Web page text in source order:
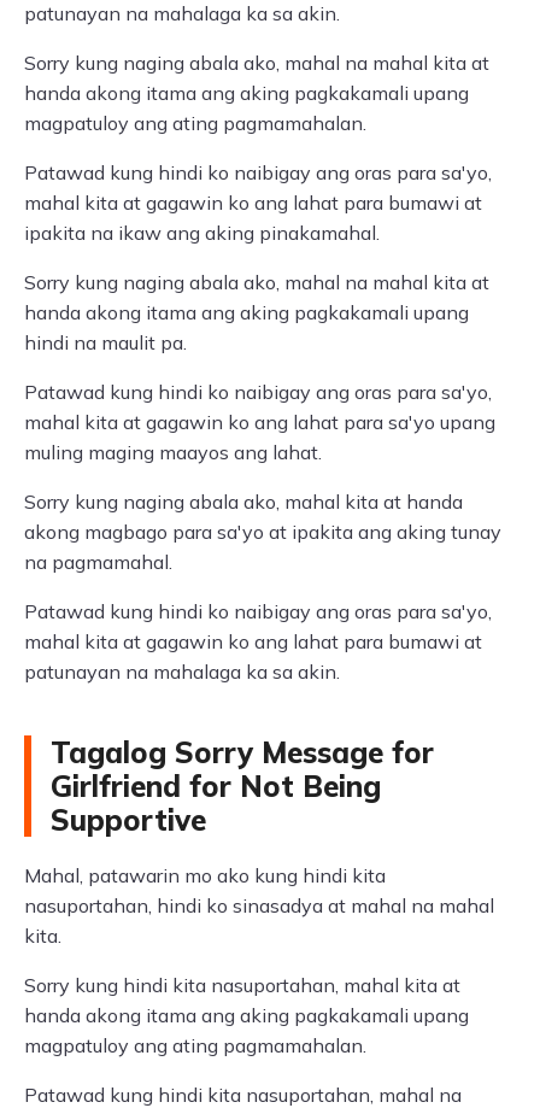
patunayan na mahalaga ka sa akin.
Sorry kung naging abala ako, mahal na mahal kita at
handa akong itama ang aking pagkakamali upang
magpatuloy ang ating pagmamahalan.
Patawad kung hindi ko naibigay ang oras para sa'yo,
mahal kita at gagawin ko ang lahat para bumawi at
ipakita na ikaw ang aking pinakamahal.
Sorry kung naging abala ako, mahal na mahal kita at
handa akong itama ang aking pagkakamali upang
hindi na maulit pa.
Patawad kung hindi ko naibigay ang oras para sa'yo,
mahal kita at gagawin ko ang lahat para sa'yo upang
muling maging maayos ang lahat.
Sorry kung naging abala ako, mahal kita at handa
akong magbago para sa'yo at ipakita ang aking tunay
na pagmamahal.
Patawad kung hindi ko naibigay ang oras para sa'yo,
mahal kita at gagawin ko ang lahat para bumawi at
patunayan na mahalaga ka sa akin.
Tagalog Sorry Message for
Girlfriend for Not Being
Supportive
Mahal, patawarin mo ako kung hindi kita
nasuportahan, hindi ko sinasadya at mahal na mahal
kita.
Sorry kung hindi kita nasuportahan, mahal kita at
handa akong itama ang aking pagkakamali upang
magpatuloy ang ating pagmamahalan.
Patawad kung hindi kita nasuportahan, mahal na